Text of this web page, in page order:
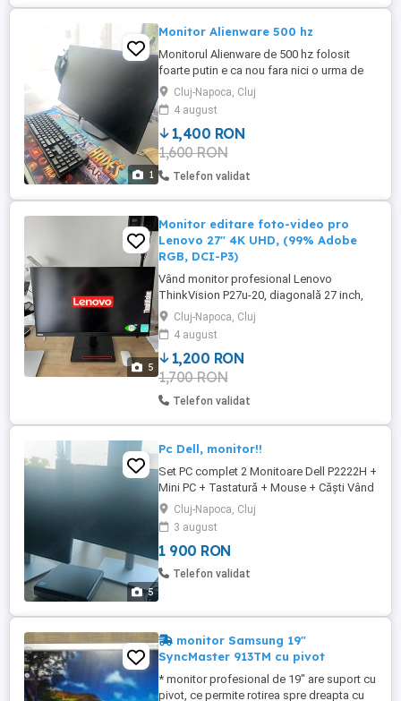
1
Monitor Alienware 500 hz
Monitorul Alienware de 500 hz folosit
foarte putin e ca nou fara nici o urma de
zgarietura pentru alte detalii sunati la nr de
telefon. Nu se livreaza doar predare
personala in Cluj-Napoca.
Cluj-Napoca, Cluj
4 august
1,400 RON
1,600 RON
Telefon validat
5
Monitor editare foto-video pro
Lenovo 27" 4K UHD, (99% Adobe
RGB, DCI-P3)
Vând monitor profesional Lenovo
ThinkVision P27u-20, diagonală 27 inch,
rezoluție 4K UHD. Este un model foarte
bun pentru editare foto-video, print și
design grafic, datorită acurateții ridicate a
culorilor și panoului IPS de calitate: *
99.5% Adobe RGB * 99.1% DCI-P3 * 100%
sRGB * 100% BT.709 Preț: ...
Cluj-Napoca, Cluj
4 august
1,200 RON
1,700 RON
Telefon validat
5
Pc Dell, monitor!!
Set PC complet 2 Monitoare Dell P2222H +
Mini PC + Tastatură + Mouse + Căști Vând
set complet pentru birou sau lucru de
acasă, compus din: 2 monitoare Dell
P2222H (22", Full HD) Mini PC unitate
externă Tastatură Mouse Pereche de căști
Toate produsele sunt în stare perfectă de
Cluj-Napoca, Cluj
3 august
1 900 RON
Telefon validat
monitor Samsung 19"
SyncMaster 913TM cu pivot
* monitor profesional de 19" are suport cu
pivot, ce permite rotirea spre dreapta cu